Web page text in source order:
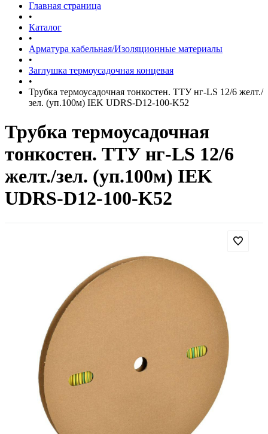
Главная страница
•
Каталог
•
Арматура кабельная/Изоляционные материалы
•
Заглушка термоусадочная концевая
•
Трубка термоусадочная тонкостен. ТТУ нг-LS 12/6 желт./
зел. (уп.100м) IEK UDRS-D12-100-K52
Трубка термоусадочная
тонкостен. ТТУ нг-LS 12/6
желт./зел. (уп.100м) IEK
UDRS-D12-100-K52